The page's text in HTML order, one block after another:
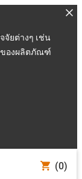
จัยต่างๆ เช่น
ของผลิตภัณฑ์
(0)